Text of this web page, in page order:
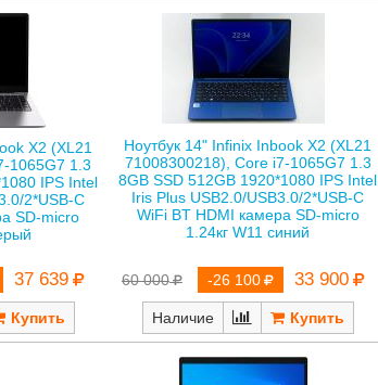
X2 (XL21
1065G7 1.3
IPS Intel
2*USB-C
SD-micro
37 639
Ноутбук 14" Infinix Inbook X2 (XL21
71008300218), Core i7-1065G7 1.3
8GB SSD 512GB 1920*1080 IPS Intel
Iris Plus USB2.0/USB3.0/2*USB-C
WiFi BT HDMI камера SD-micro
1.24кг W11 синий
60 000 -26 100 33 900
Наличие